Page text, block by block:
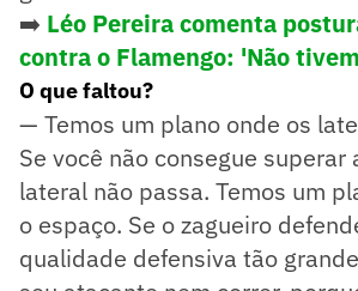
➡️ Léo Pereira comenta
contra o Flamengo: 'Não
O que faltou?
— Temos um plano onde os
Se você não consegue superar
lateral não passa. Temos um
o espaço. Se o zagueiro
qualidade defensiva tão